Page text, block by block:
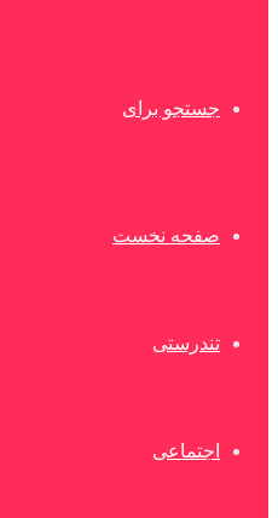
جستجو برای
صفحه نخست
تندرستی
اجتماعی